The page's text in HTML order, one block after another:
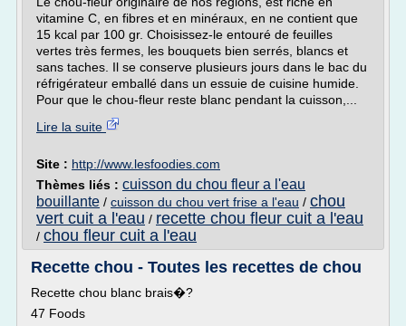
vitamine C, en fibres et en minéraux, en ne contient que
15 kcal par 100 gr. Choisissez-le entouré de feuilles
vertes très fermes, les bouquets bien serrés, blancs et
sans taches. Il se conserve plusieurs jours dans le bac du
réfrigérateur emballé dans un essuie de cuisine humide.
Pour que le chou-fleur reste blanc pendant la cuisson,...
Lire la suite
Site : http://www.lesfoodies.com
Thèmes liés : cuisson du chou fleur a l'eau
bouillante / cuisson du chou vert frise a l'eau / chou
vert cuit a l'eau / recette chou fleur cuit a l'eau
/ chou fleur cuit a l'eau
Recette chou - Toutes les recettes de chou
Recette chou blanc brais�?
47 Foods